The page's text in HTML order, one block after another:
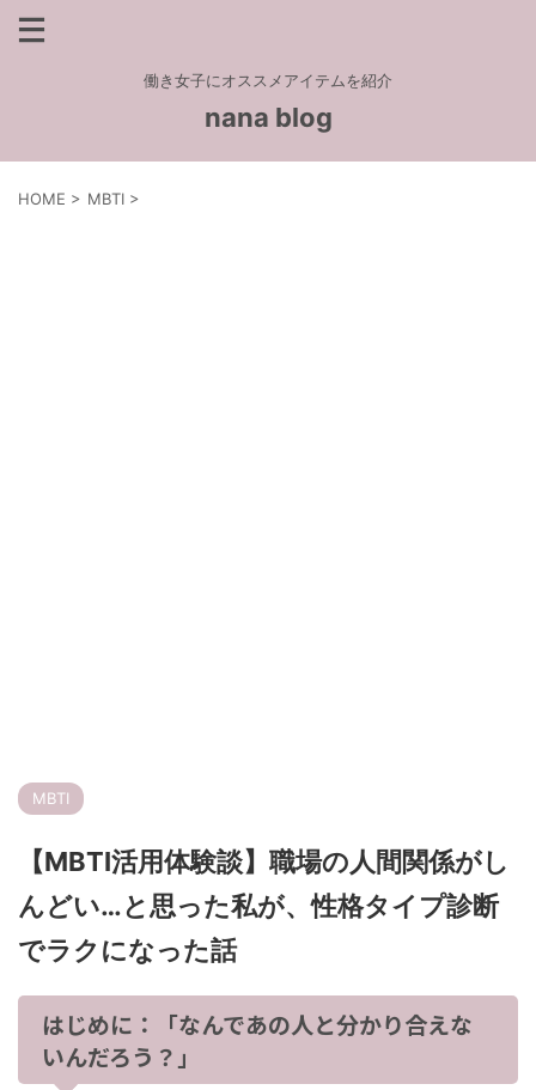
働き女子にオススメアイテムを紹介
nana blog
HOME > MBTI >
MBTI
【MBTI活用体験談】職場の人間関係がし
んどい…と思った私が、性格タイプ診断
でラクになった話
はじめに：「なんであの人と分かり合えな
いんだろう？」